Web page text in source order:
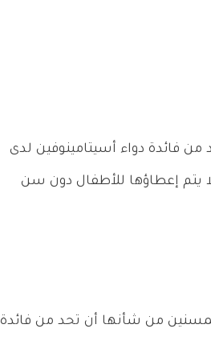
فائدة دواء أسيتامينوفين لدى
لا يتم إعطاؤها للأطفال دون سن
من شأنها أن تحد من فائدة